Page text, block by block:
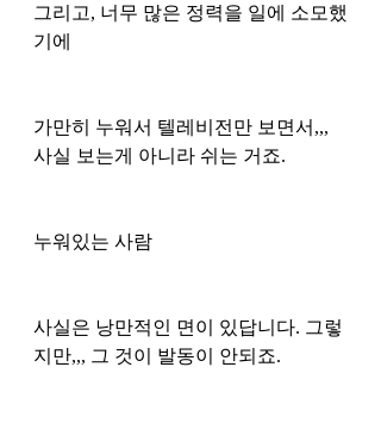
그리고, 너무 많은 정력을 일에 소모했
기에
가만히 누워서 텔레비전만 보면서,,,
사실 보는게 아니라 쉬는 거죠.
누워있는 사람
사실은 낭만적인 면이 있답니다. 그렇
지만,,, 그 것이 발동이 안되죠.